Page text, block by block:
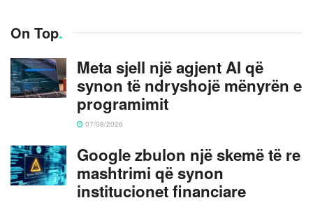
On Top.
Meta sjell një agjent AI që
synon të ndryshojë mënyrën e
programimit
07/08/2026
Google zbulon një skemë të re
mashtrimi që synon
institucionet financiare